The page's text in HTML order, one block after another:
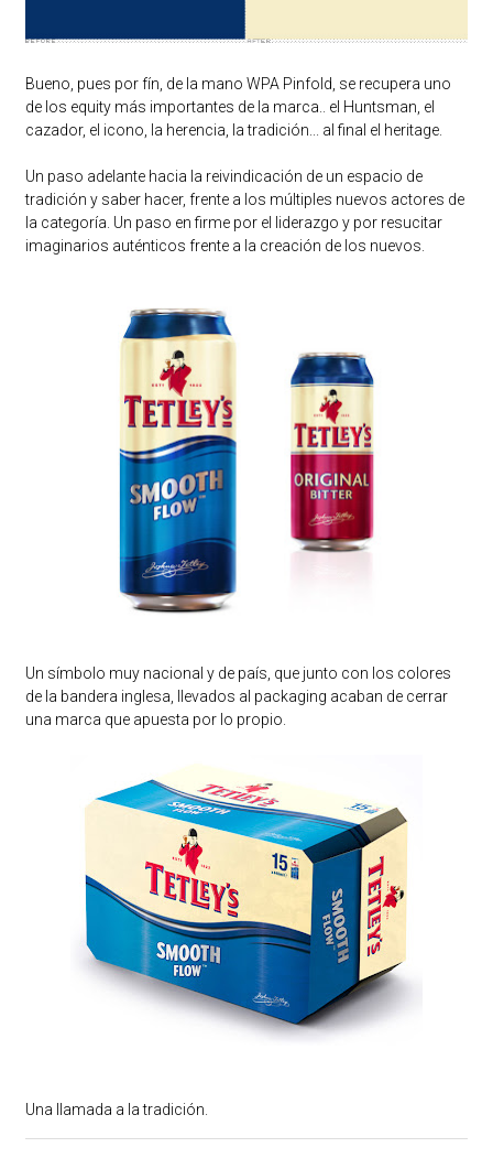
Bueno, pues por fín, de la mano WPA Pinfold, se recupera uno
de los equity más importantes de la marca.. el Huntsman, el
cazador, el icono, la herencia, la tradición... al final el heritage.
Un paso adelante hacia la reivindicación de un espacio de
tradición y saber hacer, frente a los múltiples nuevos actores de
la categoría. Un paso en firme por el liderazgo y por resucitar
imaginarios auténticos frente a la creación de los nuevos.
Un símbolo muy nacional y de país, que junto con los colores
de la bandera inglesa, llevados al packaging acaban de cerrar
una marca que apuesta por lo propio.
Una llamada a la tradición.